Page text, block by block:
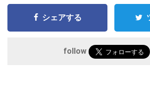
シェアする
follow